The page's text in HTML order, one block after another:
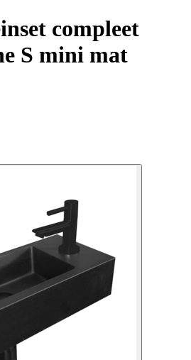
compleet
S mini mat